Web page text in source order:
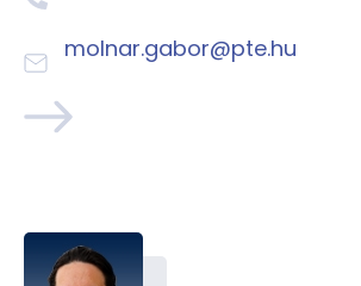
molnar.gabor@pte.hu